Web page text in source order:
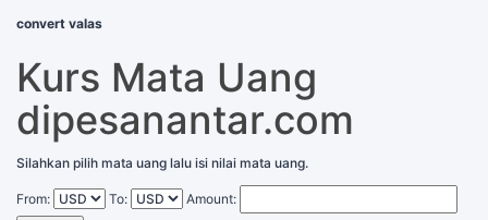
convert valas
Kurs Mata Uang
dipesanantar.com
Silahkan pilih mata uang lalu isi nilai mata uang.
From: To:
Amount: